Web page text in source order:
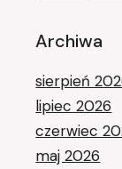
Archiwa
sierpień
lipiec 2026
czerwiec
maj 2026